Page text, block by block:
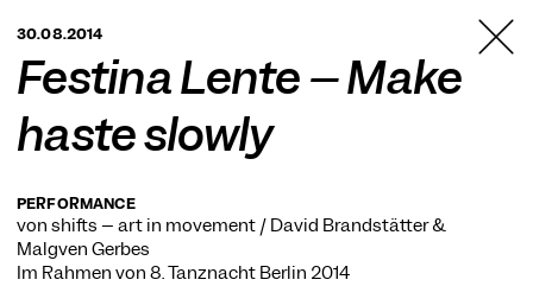
BERLIN
30.08.2014
Festina Lente – Make
haste slowly
PERFORMANCE
von shifts – art in movement / David Brandstätter &
Malgven Gerbes
Im Rahmen von 8. Tanznacht Berlin 2014